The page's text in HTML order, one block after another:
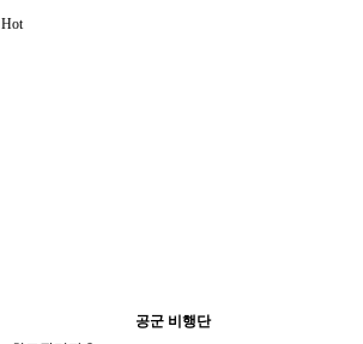
Hot
공군 비행단